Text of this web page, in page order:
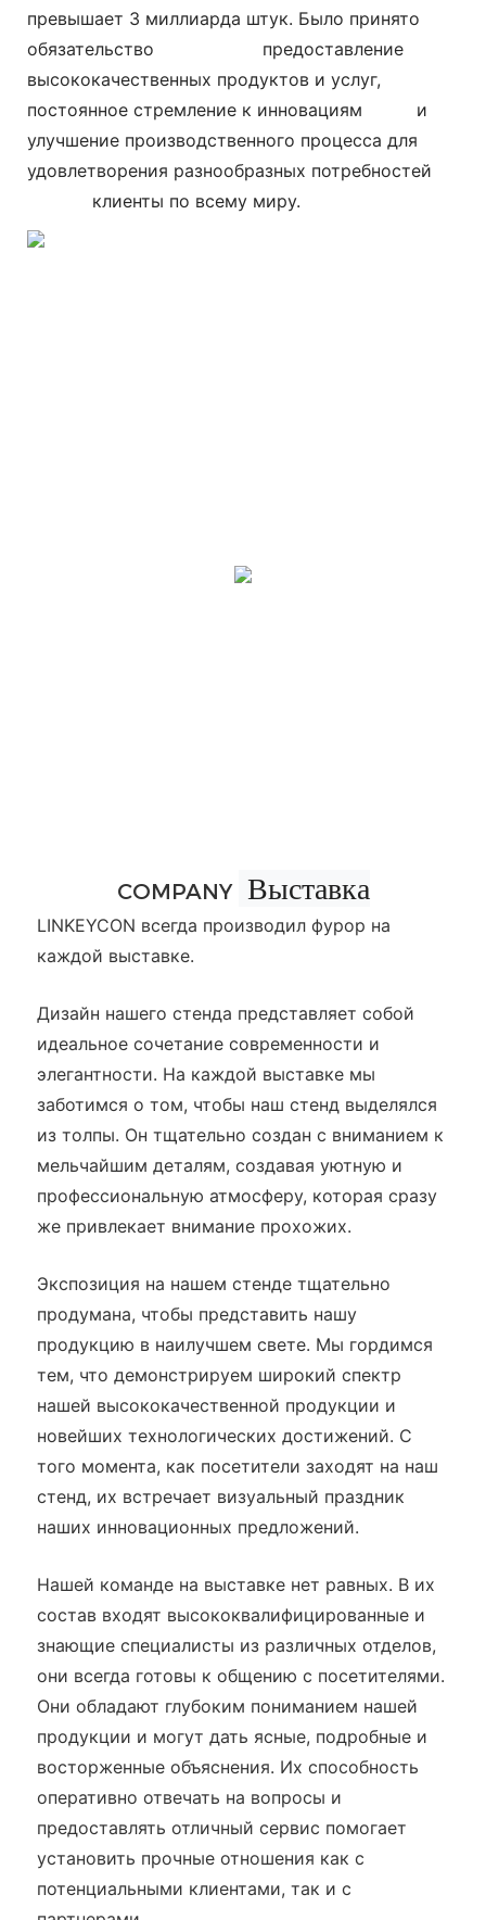
превышает 3 миллиарда штук. Было принято
обязательство
предоставление
высококачественных продуктов и услуг,
постоянное стремление к инновациям и
улучшение производственного процесса для
удовлетворения разнообразных потребностей
клиенты по всему миру.
COMPANY Выставка
LINKEYCON всегда производил фурор на
каждой выставке.
Дизайн нашего стенда представляет собой
идеальное сочетание современности и
элегантности. На каждой выставке мы
заботимся о том, чтобы наш стенд выделялся
из толпы. Он тщательно создан с вниманием к
мельчайшим деталям, создавая уютную и
профессиональную атмосферу, которая сразу
же привлекает внимание прохожих.
Экспозиция на нашем стенде тщательно
продумана, чтобы представить нашу
продукцию в наилучшем свете. Мы гордимся
тем, что демонстрируем широкий спектр
нашей высококачественной продукции и
новейших технологических достижений. С
того момента, как посетители заходят на наш
стенд, их встречает визуальный праздник
наших инновационных предложений.
Нашей команде на выставке нет равных. В их
состав входят высококвалифицированные и
знающие специалисты из различных отделов,
они всегда готовы к общению с посетителями.
Они обладают глубоким пониманием нашей
продукции и могут дать ясные, подробные и
восторженные объяснения. Их способность
оперативно отвечать на вопросы и
предоставлять отличный сервис помогает
установить прочные отношения как с
потенциальными клиентами, так и с